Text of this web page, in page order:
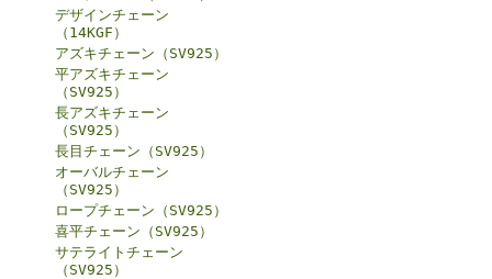
デザインチェーン
（14KGF）
アズキチェーン（SV925）
平アズキチェーン
（SV925）
長アズキチェーン
（SV925）
長目チェーン（SV925）
オーバルチェーン
（SV925）
ロープチェーン（SV925）
喜平チェーン（SV925）
サテライトチェーン
（SV925）